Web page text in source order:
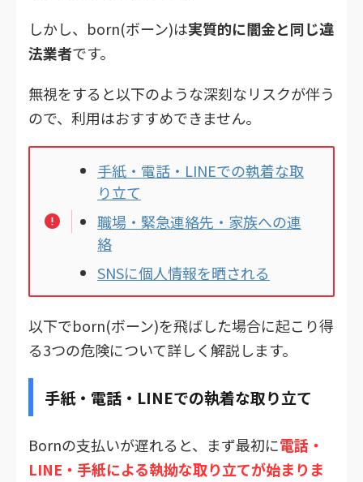
しかし、born(ボーン)は実質的に闇金と同じ違
法業者です。
無視をすると以下のような深刻なリスクが伴う
ので、利用はおすすめできません。
手紙・電話・LINEでの執着な取
り立て
職場・緊急連絡先・家族への連
絡
SNSに個人情報を晒される
以下でborn(ボーン)を飛ばした場合に起こり得
る3つの危険について詳しく解説します。
手紙・電話・LINEでの執着な取り立て
Bornの支払いが遅れると、まず最初に電話・
LINE・手紙による執拗な取り立てが始まりま